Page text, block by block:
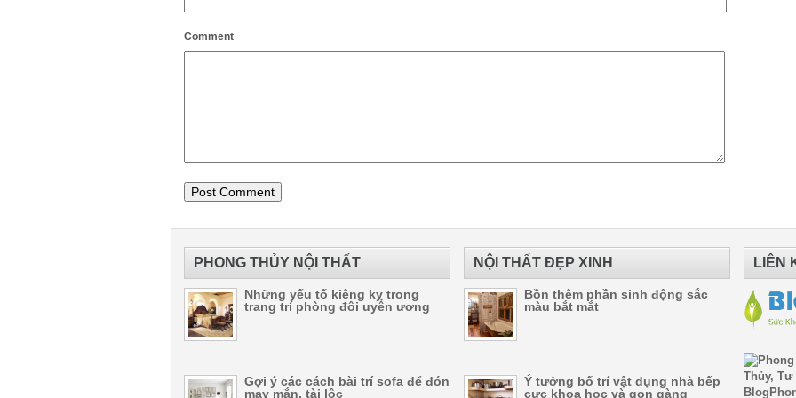
Comment
PHONG THỦY NỘI THẤT
Những yếu tố kiêng kỵ trong
trang trí phòng đôi uyên ương
Gợi ý các cách bài trí sofa để đón
may mắn, tài lộc
NỘI THẤT ĐẸP XINH
Bồn thêm phần sinh động sắc
màu bắt mắt
Ý tưởng bố trí vật dụng nhà bếp
cực khoa học và gọn gàng
LIÊN